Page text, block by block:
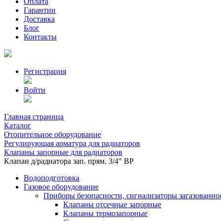
Гарантии
Доставка
Блог
Контакты
Регистрация
Войти
Главная страница
Каталог
Отопительное оборудование
Регулирующая арматура для радиаторов
Клапаны запорные для радиаторов
Клапан д/радиатора зап. прям. 3/4" BP
Водоподготовка
Газовое оборудование
Приборы безопасности, сигнализаторы
Клапаны отсечные запорные
Клапаны термозапорные